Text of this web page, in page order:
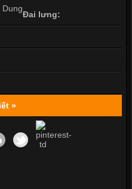
Đai lưng:
»